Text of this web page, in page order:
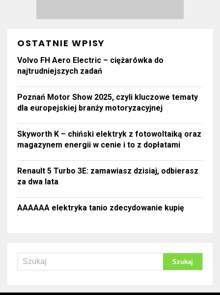
OSTATNIE WPISY
Volvo FH Aero Electric – ciężarówka do
najtrudniejszych zadań
Poznań Motor Show 2025, czyli kluczowe tematy
dla europejskiej branży motoryzacyjnej
Skyworth K – chiński elektryk z fotowoltaiką oraz
magazynem energii w cenie i to z dopłatami
Renault 5 Turbo 3E: zamawiasz dzisiaj, odbierasz
za dwa lata
AAAAAA elektryka tanio zdecydowanie kupię